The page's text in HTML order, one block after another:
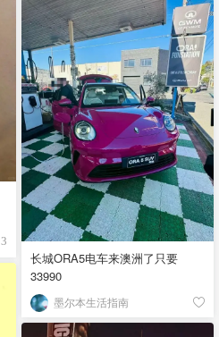
长城ORA5电车来澳洲了只要
33990
墨尔本生活指南